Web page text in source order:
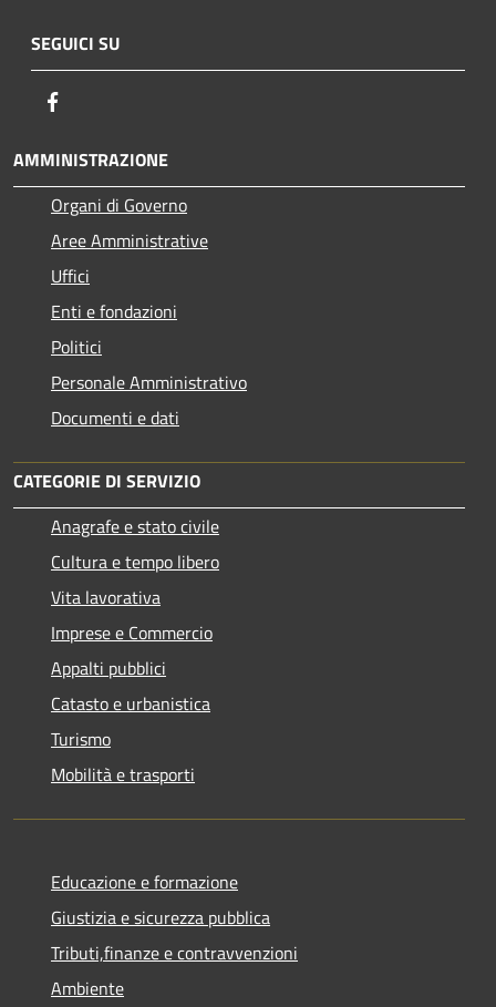
SEGUICI SU
AMMINISTRAZIONE
Organi di Governo
Aree Amministrative
Uffici
Enti e fondazioni
Politici
Personale Amministrativo
Documenti e dati
CATEGORIE DI SERVIZIO
Anagrafe e stato civile
Cultura e tempo libero
Vita lavorativa
Imprese e Commercio
Appalti pubblici
Catasto e urbanistica
Turismo
Mobilità e trasporti
Educazione e formazione
Giustizia e sicurezza pubblica
Tributi,finanze e contravvenzioni
Ambiente